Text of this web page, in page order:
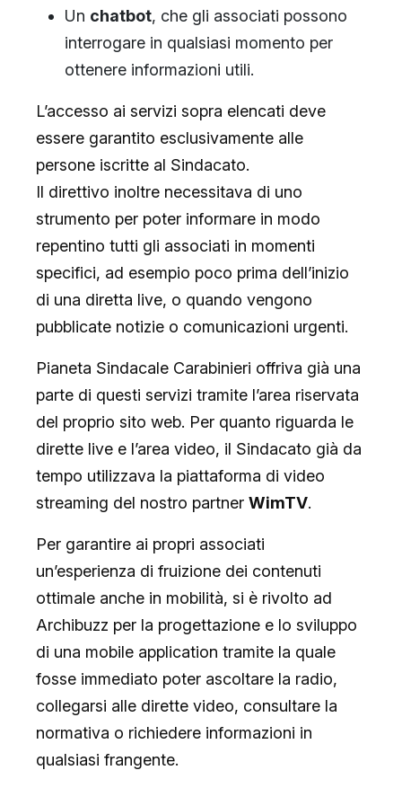
Un chatbot, che gli associati possono
interrogare in qualsiasi momento per
ottenere informazioni utili.
L’accesso ai servizi sopra elencati deve
essere garantito esclusivamente alle
persone iscritte al Sindacato.
Il direttivo inoltre necessitava di uno
strumento per poter informare in modo
repentino tutti gli associati in momenti
specifici, ad esempio poco prima dell’inizio
di una diretta live, o quando vengono
pubblicate notizie o comunicazioni urgenti.
Pianeta Sindacale Carabinieri offriva già una
parte di questi servizi tramite l’area riservata
del proprio sito web. Per quanto riguarda le
dirette live e l’area video, il Sindacato già da
tempo utilizzava la piattaforma di video
streaming del nostro partner WimTV.
Per garantire ai propri associati
un’esperienza di fruizione dei contenuti
ottimale anche in mobilità, si è rivolto ad
Archibuzz per la progettazione e lo sviluppo
di una mobile application tramite la quale
fosse immediato poter ascoltare la radio,
collegarsi alle dirette video, consultare la
normativa o richiedere informazioni in
qualsiasi frangente.